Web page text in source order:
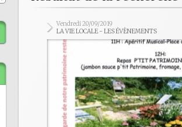
Vendredi 20/09/2019
LA VIE LOCALE - LES ÉVÈNEMENTS